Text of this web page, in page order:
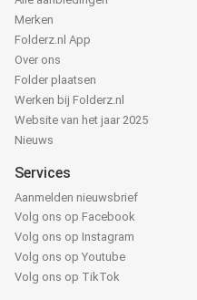
Merken
Folderz.nl App
Over ons
Folder plaatsen
Werken bij Folderz.nl
Website van het jaar 2025
Nieuws
Services
Aanmelden nieuwsbrief
Volg ons op Facebook
Volg ons op Instagram
Volg ons op Youtube
Volg ons op TikTok